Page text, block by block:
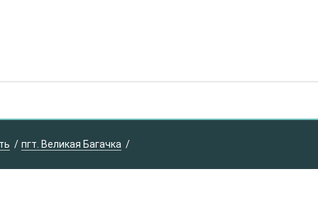
пгт. Великая Багачка